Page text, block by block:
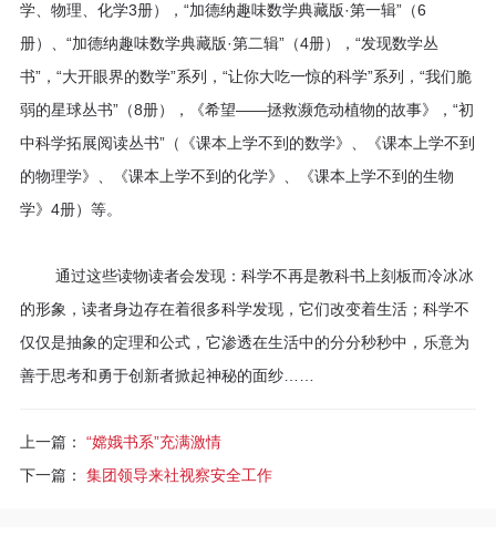
学、物理、化学3册），“加德纳趣味数学典藏版·第一辑”（6
册）、“加德纳趣味数学典藏版·第二辑”（4册），“发现数学丛
书”，“大开眼界的数学”系列，“让你大吃一惊的科学”系列，“我们脆
弱的星球丛书”（8册），《希望——拯救濒危动植物的故事》，“初
中科学拓展阅读丛书”（《课本上学不到的数学》、《课本上学不到
的物理学》、《课本上学不到的化学》、《课本上学不到的生物
学》4册）等。
通过这些读物读者会发现：科学不再是教科书上刻板而冷冰冰
的形象，读者身边存在着很多科学发现，它们改变着生活；科学不
仅仅是抽象的定理和公式，它渗透在生活中的分分秒秒中，乐意为
善于思考和勇于创新者掀起神秘的面纱……
上一篇：
“嫦娥书系”充满激情
下一篇：
集团领导来社视察安全工作